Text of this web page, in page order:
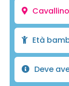
Età
Deve